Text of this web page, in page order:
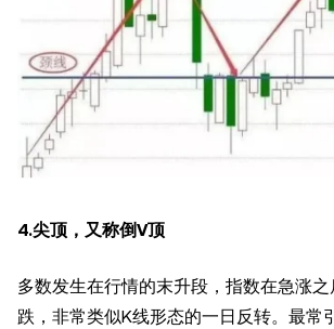
4.尖顶，又称倒V顶
多数发生在行情的末升段，指数在急涨
跌，非常类似K线形态的一日反转。最常